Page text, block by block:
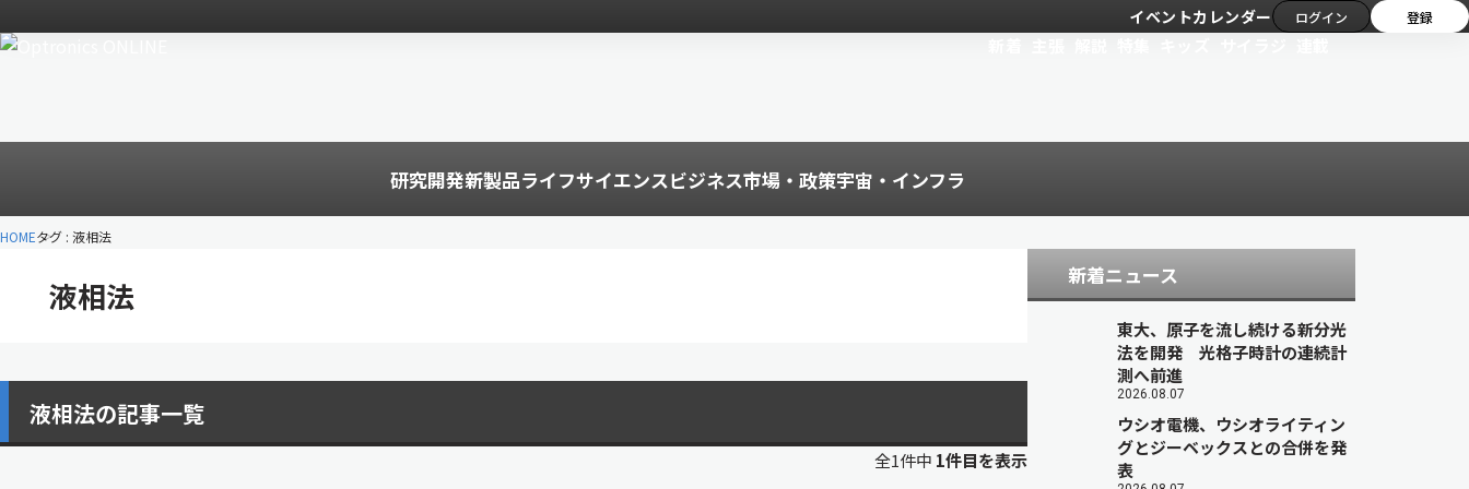
イベントカレンダー ログイン 登録
研究開発新製品ライフサイエンスビジネス市場・政策宇宙・インフラ
HOMEタグ : 液相法
液相法
液相法の記事一覧
全1件中 1件目を表示
新着ニュース
東大、原子を流し続ける新分光
法を開発 光格子時計の連続計
測へ前進
2026.08.07
ウシオ電機、ウシオライティン
グとジーベックスとの合併を発
表